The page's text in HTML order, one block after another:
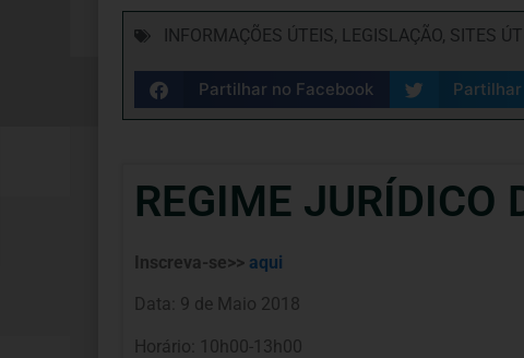
INFORMAÇÕES ÚTEIS, LEGISLAÇÃO, SITES
Partilhar no Facebook
REGIME JURÍDICO
Inscreva-se>> aqui
Data: 9 de Maio 2018
Horário: 10h00-13h00